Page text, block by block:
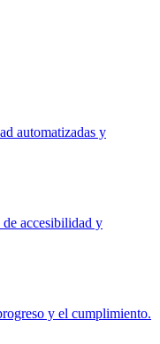
automatizadas y
accesibilidad y
y el cumplimiento.